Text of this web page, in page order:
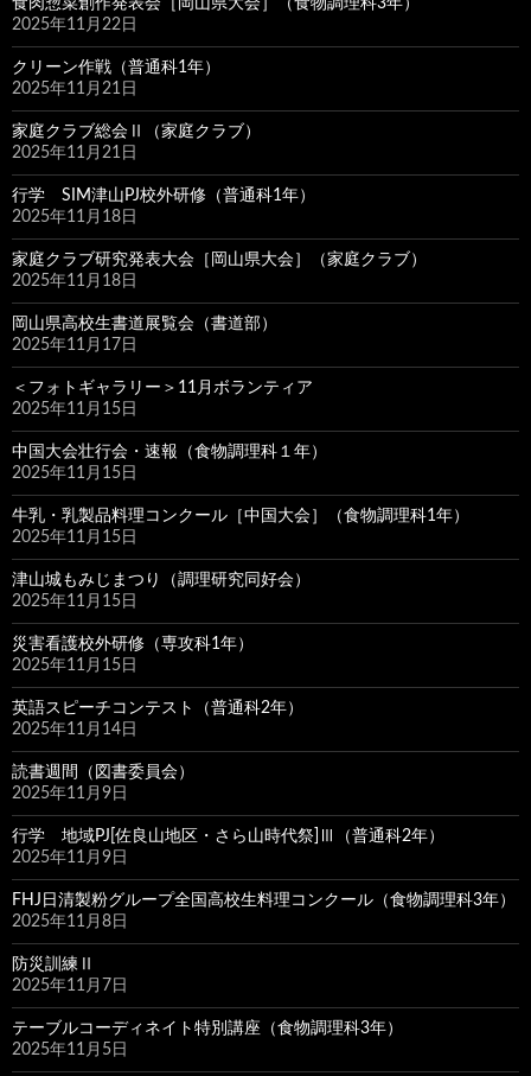
2025年11月22日
クリーン作戦（普通科1年）
2025年11月21日
家庭クラブ総会Ⅱ（家庭クラブ）
2025年11月21日
行学 SIM津山PJ校外研修（普通科1年）
2025年11月18日
家庭クラブ研究発表大会［岡山県大会］（家庭クラブ）
2025年11月18日
岡山県高校生書道展覧会（書道部）
2025年11月17日
＜フォトギャラリー＞11月ボランティア
2025年11月15日
中国大会壮行会・速報（食物調理科１年）
2025年11月15日
牛乳・乳製品料理コンクール［中国大会］（食物調理科1年）
2025年11月15日
津山城もみじまつり（調理研究同好会）
2025年11月15日
災害看護校外研修（専攻科1年）
2025年11月15日
英語スピーチコンテスト（普通科2年）
2025年11月14日
読書週間（図書委員会）
2025年11月9日
行学 地域PJ[佐良山地区・さら山時代祭]Ⅲ（普通科2年）
2025年11月9日
FHJ日清製粉グループ全国高校生料理コンクール（食物調理科3年）
2025年11月8日
防災訓練Ⅱ
2025年11月7日
テーブルコーディネイト特別講座（食物調理科3年）
2025年11月5日